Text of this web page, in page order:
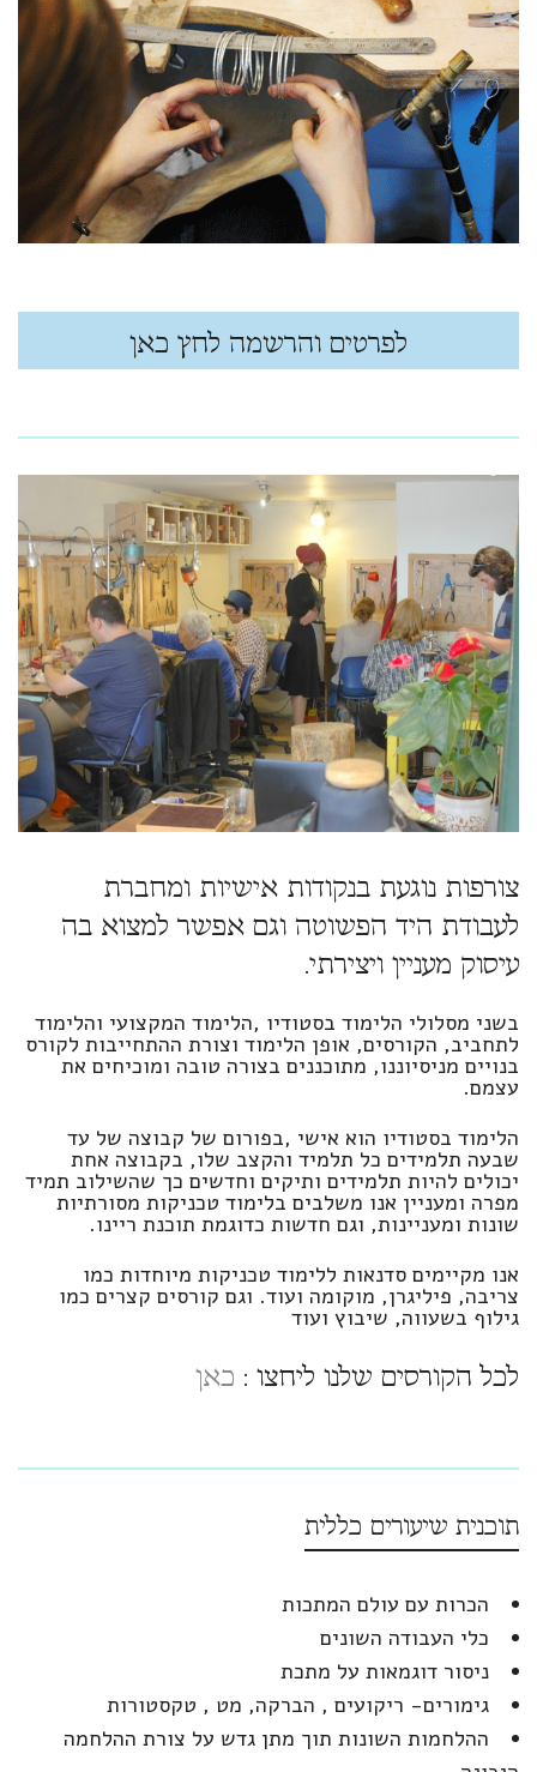
לפרטים והרשמה לחץ כאן
צורפות נוגעת בנקודות אישיות ומחברת
לעבודת היד הפשוטה וגם אפשר למצוא בה
עיסוק מעניין ויצירתי.
בשני מסלולי הלימוד בסטודיו ,הלימוד המקצועי והלימוד
לתחביב, הקורסים, אופן הלימוד וצורת ההתחייבות לקורס
בנויים מניסיוננו, מתוכננים בצורה טובה ומוכיחים את
עצמם.
הלימוד בסטודיו הוא אישי ,בפורום של קבוצה של עד
שבעה תלמידים כל תלמיד והקצב שלו, בקבוצה אחת
יכולים להיות תלמידים ותיקים וחדשים כך שהשילוב תמיד
מפרה ומעניין אנו משלבים בלימוד טכניקות מסורתיות
שונות ומעניינות, וגם חדשות כדוגמת תוכנת ריינו.
אנו מקיימים סדנאות ללימוד טכניקות מיוחדות כמו
צריבה, פיליגרן, מוקומה ועוד. וגם קורסים קצרים כמו
גילוף בשעווה, שיבוץ ועוד
לכל הקורסים שלנו ליחצו : כאן
תוכנית שיעורים כללית
הכרות עם עולם המתכות
כלי העבודה השונים
ניסור דוגמאות על מתכת
גימורים- ריקועים , הברקה, מט , טקסטורות
ההלחמות השונות תוך מתן גדש על צורת ההלחמה